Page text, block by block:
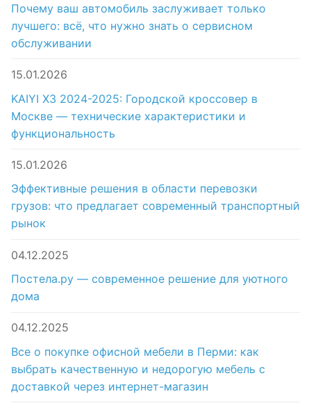
Почему ваш автомобиль заслуживает только
лучшего: всё, что нужно знать о сервисном
обслуживании
15.01.2026
KAIYI X3 2024-2025: Городской кроссовер в
Москве — технические характеристики и
функциональность
15.01.2026
Эффективные решения в области перевозки
грузов: что предлагает современный транспортный
рынок
04.12.2025
Постела.ру — современное решение для уютного
дома
04.12.2025
Все о покупке офисной мебели в Перми: как
выбрать качественную и недорогую мебель с
доставкой через интернет-магазин